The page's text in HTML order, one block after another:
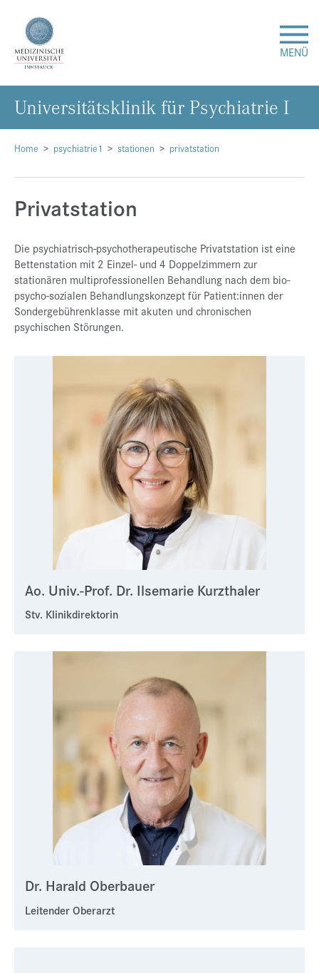
MENÜ
Forschung
Studium & Lehre
Internationales
Events
de |
Home psychiatrie1 stationen privatstation
Privatstation
Die psychiatrisch-psychotherapeutische Privatstation ist eine
Bettenstation mit 2 Einzel- und 4 Doppelzimmern zur
stationären multiprofessionellen Behandlung nach dem bio-
psycho-sozialen Behandlungskonzept für Patient:innen der
Sondergebührenklasse mit akuten und chronischen
psychischen Störungen.
Ao. Univ.-Prof. Dr. Ilsemarie Kurzthaler
Stv. Klinikdirektorin
Dr. Harald Oberbauer
Leitender Oberarzt
Uni­ver­si­täts­kli­nik für Psych­ia­trie I